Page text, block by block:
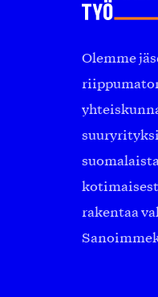
Olemme
rakentaa